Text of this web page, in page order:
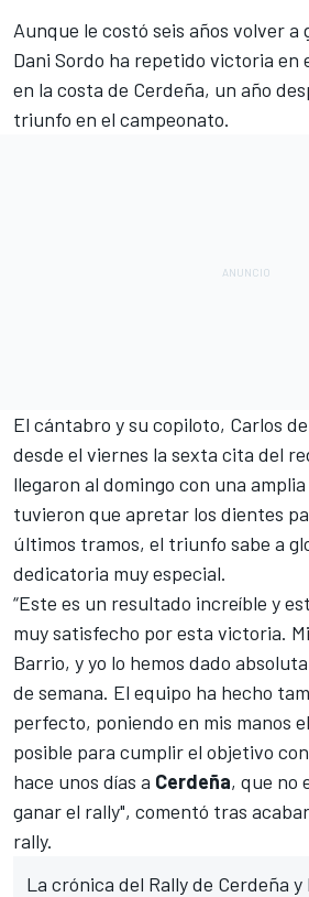
Aunque le costó seis años volver a
Dani Sordo ha repetido victoria en
en la costa de Cerdeña, un año
triunfo en el campeonato.
El cántabro y su copiloto, Carlos
desde el viernes la sexta cita del
llegaron al domingo con una
tuvieron que apretar los dientes
últimos tramos, el triunfo sabe a
dedicatoria muy especial.
“Este es un resultado increíble y
muy satisfecho por esta victoria.
Barrio, y yo lo hemos dado
de semana. El equipo ha hecho
perfecto, poniendo en mis manos
posible para cumplir el objetivo
hace unos días a Cerdeña, que no
ganar el rally", comentó tras
rally.
La crónica del Rally de Cerdeña y